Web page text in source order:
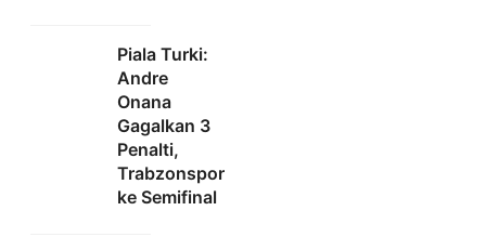
Piala Turki:
Andre
Onana
Gagalkan 3
Penalti,
Trabzonspor
ke Semifinal